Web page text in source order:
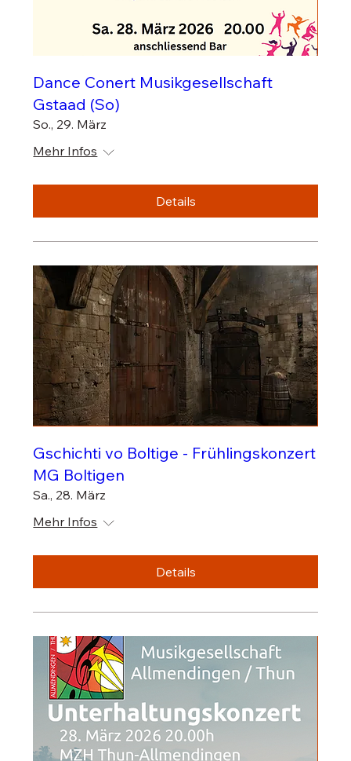
Dance Conert Musikgesellschaft
Gstaad (So)
So., 29. März
Mehr Infos
Details
Gschichti vo Boltige - Frühlingskonzert
MG Boltigen
Sa., 28. März
Mehr Infos
Details